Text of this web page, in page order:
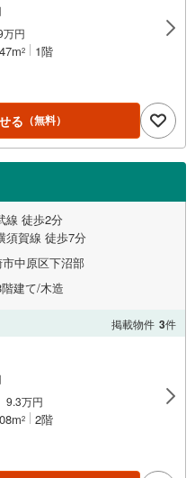
万円
2 1階
る （無料）
線 徒歩2分
須賀線 徒歩7分
中原区下沼部
建て/木造
掲載物件 3件
9.3万円
2 2階